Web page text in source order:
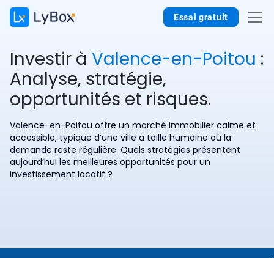
Essai gratuit
Investir à Valence-en-Poitou :
Analyse, stratégie,
opportunités et risques.
Valence-en-Poitou offre un marché immobilier calme et
accessible, typique d’une ville à taille humaine où la
demande reste régulière. Quels stratégies présentent
aujourd’hui les meilleures opportunités pour un
investissement locatif ?